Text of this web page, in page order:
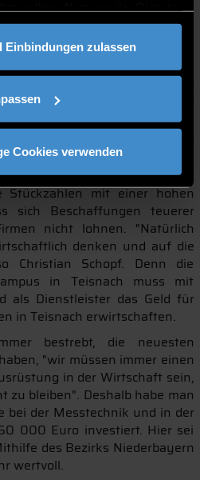
Einbindungen zulassen
Cookies verwenden
Anschluss gab der technische
im vergangenen Jahr.
und neu anlaufende Projekte,
in Zusammenarbeit mit
für den industriellen
Dienstleistungsaufträge
man Partner der Firmen in
Stückzahlen mit einer hohen
sich Beschaffungen teuerer
nicht lohnen. "Natürlich
denken und auf die
Christian Schopf. Denn die
in Teisnach muss mit
als Dienstleister das Geld für
in Teisnach erwirtschaften.
bestrebt, die neuesten
"wir müssen immer einen
in der Wirtschaft sein,
zu bleiben". Deshalb habe man
bei der Messtechnik und in der
000 Euro investiert. Hier sei
des Bezirks Niederbayern
wertvoll.